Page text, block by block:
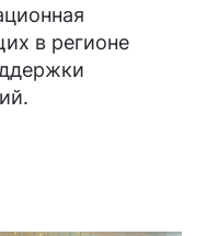
в регионе